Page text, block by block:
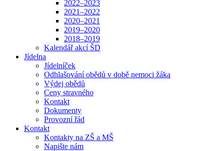
2022–2023
2021–2022
2020–2021
2019–2020
2018–2019
Kalendář akcí ŠD
Jídelna
Jídelníček
Odhlašování obědů v době nemoci žáka
Výdej obědů
Ceny stravného
Kontakt
Dokumenty
Provozní řád
Kontakt
Kontakty na ZŠ a MŠ
Napište nám